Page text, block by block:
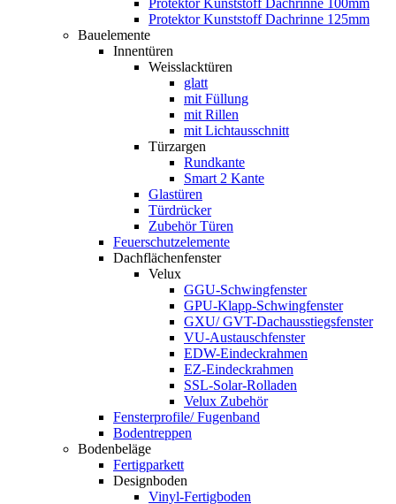
Protektor Kunststoff Dachrinne 125mm
Bauelemente
Innentüren
Weisslacktüren
glatt
mit Füllung
mit Rillen
mit Lichtausschnitt
Türzargen
Rundkante
Smart 2 Kante
Glastüren
Türdrücker
Zubehör Türen
Feuerschutzelemente
Dachflächenfenster
Velux
GGU-Schwingfenster
GPU-Klapp-Schwingfenster
GXU/ GVT-Dachausstiegsfenster
VU-Austauschfenster
EDW-Eindeckrahmen
EZ-Eindeckrahmen
SSL-Solar-Rolladen
Velux Zubehör
Fensterprofile/ Fugenband
Bodentreppen
Bodenbeläge
Fertigparkett
Designboden
Vinyl-Fertigboden